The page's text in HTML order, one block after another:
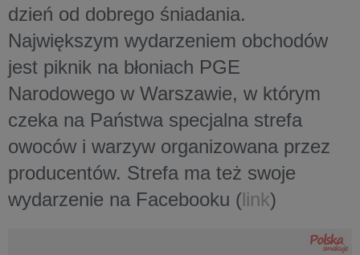
dzień od dobrego śniadania.
Największym wydarzeniem obchodów
jest piknik na błoniach PGE
Narodowego w Warszawie, w którym
czeka na Państwa specjalna strefa
owoców i warzyw organizowana przez
producentów. Strefa ma też swoje
wydarzenie na Facebooku (link)